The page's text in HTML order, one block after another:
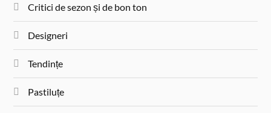
Critici de sezon și de bon ton
Designeri
Tendințe
Pastiluțe